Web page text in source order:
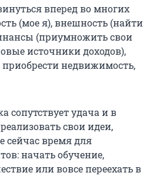
вперед во многих
(мое я), внешность (найти
(приумножить свои
источники доходов),
приобрести недвижимость,
сопутствует удача и в
свои идеи,
сейчас время для
начать обучение,
или вовсе переехать в